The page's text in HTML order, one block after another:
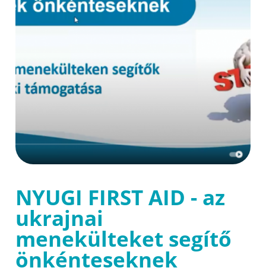
NYUGI FIRST AID - az
ukrajnai
menekülteket segítő
önkénteseknek